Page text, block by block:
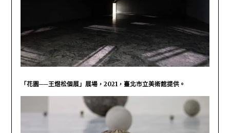
「花園──王煜松個展」展場，2021，臺北市立美術館提供。